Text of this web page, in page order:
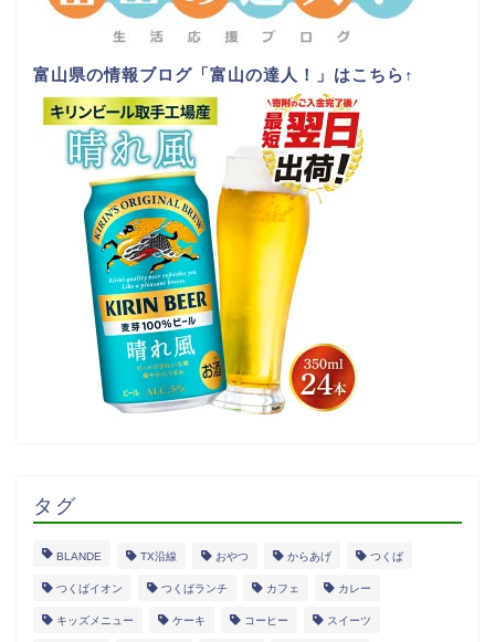
富山県の情報ブログ「富山の達人！」はこちら ↑
タグ
BLANDE TX沿線 おやつ からあげ つくば
つくばイオン つくばランチ カフェ カレー
キッズメニュー ケーキ コーヒー スイーツ